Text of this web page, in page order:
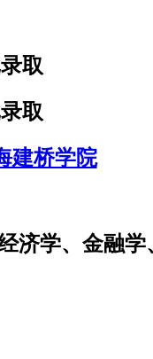
取
取
建桥学院
济学、金融